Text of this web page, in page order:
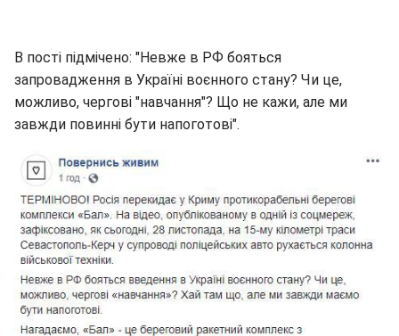
В пості підмічено: "Невже в РФ бояться
запровадження в Україні воєнного стану? Чи це,
можливо, чергові "навчання"? Що не кажи, але ми
завжди повинні бути напоготові".